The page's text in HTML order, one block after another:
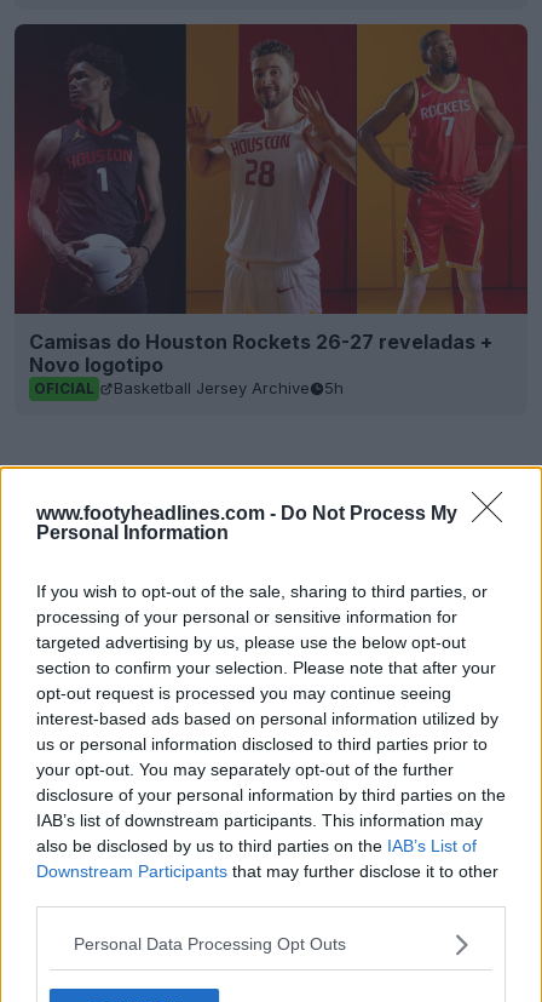
www.footyheadlines.com - Do Not Process My
Personal Information
If you wish to opt-out of the sale, sharing to third parties, or
processing of your personal or sensitive information for
targeted advertising by us, please use the below opt-out
section to confirm your selection. Please note that after your
opt-out request is processed you may continue seeing
interest-based ads based on personal information utilized by
us or personal information disclosed to third parties prior to
your opt-out. You may separately opt-out of the further
disclosure of your personal information by third parties on the
IAB’s list of downstream participants. This information may
also be disclosed by us to third parties on the IAB’s List of
Downstream Participants that may further disclose it to other
Personal Data Processing Opt Outs
Camisas do Houston Rockets 26-27 reveladas +
Novo logotipo
OFICIAL Basketball Jersey Archive 5h